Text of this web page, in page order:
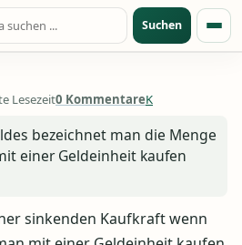
nach:
Suchen
Lesezeit0 KommentareK
bezeichnet man die Menge
einer Geldeinheit kaufen
sinkenden Kaufkraft wenn